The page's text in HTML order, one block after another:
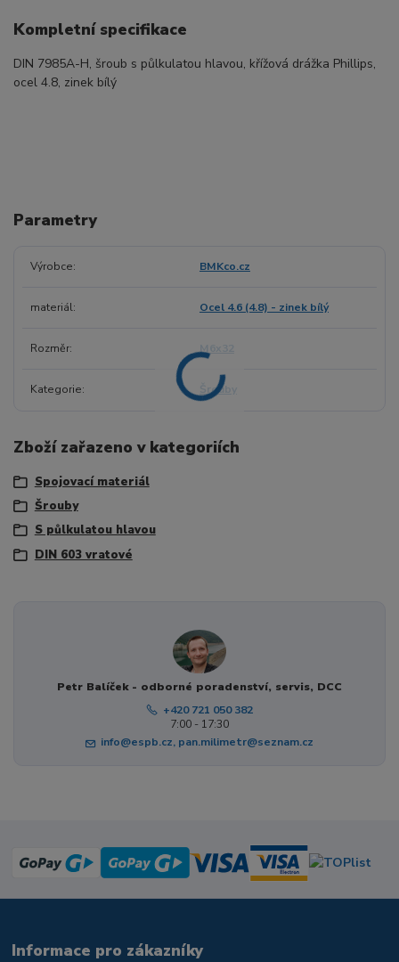
Kompletní specifikace
DIN 7985A-H, šroub s půlkulatou hlavou, křížová drážka Phillips,
ocel 4.8, zinek bílý
Parametry
Výrobce BMKco.cz
materiál Ocel 4.6 (4.8) - zinek bílý
Rozměr M6x32
Kategorie Šrouby
Zboží zařazeno v kategoriích
Spojovací materiál
Šrouby
S půlkulatou hlavou
DIN 603 vratové
Petr Balíček - odborné poradenství, servis, DCC
+420 721 050 382
7:00 - 17:30
info@espb.cz, pan.milimetr@seznam.cz
Informace pro zákazníky